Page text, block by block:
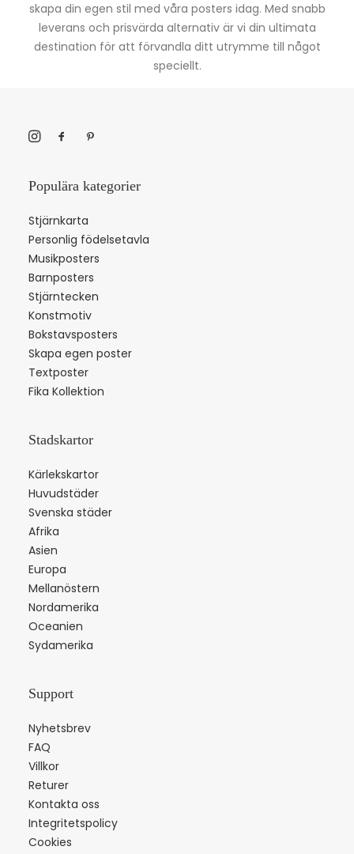
skapa din egen stil med våra posters idag. Med snabb
leverans och prisvärda alternativ är vi din ultimata
destination för att förvandla ditt utrymme till något
speciellt.
Populära kategorier
Stjärnkarta
Personlig födelsetavla
Musikposters
Barnposters
Stjärntecken
Konstmotiv
Bokstavsposters
Skapa egen poster
Textposter
Fika Kollektion
Stadskartor
Kärlekskartor
Huvudstäder
Svenska städer
Afrika
Asien
Europa
Mellanöstern
Nordamerika
Oceanien
Sydamerika
Support
Nyhetsbrev
FAQ
Villkor
Returer
Kontakta oss
Integritetspolicy
Cookies